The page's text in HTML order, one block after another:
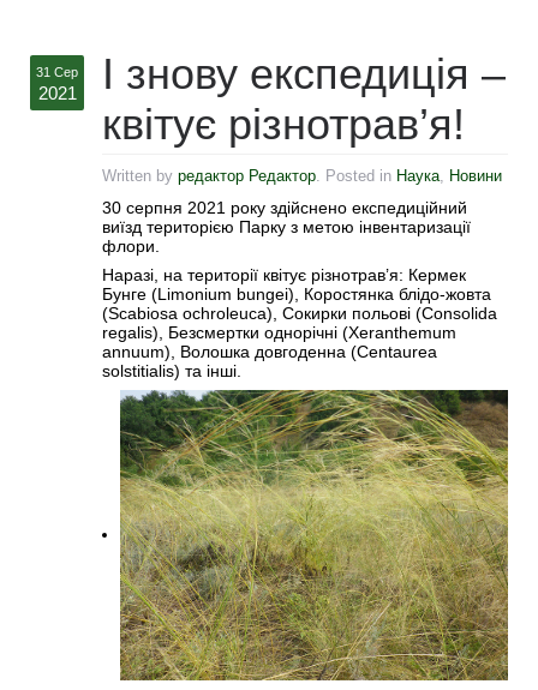
31 Сер
2021
І знову експедиція –
квітує різнотрав’я!
Written by редактор Редактор. Posted in Наука, Новини
30 серпня 2021 року здійснено експедиційний
виїзд територією Парку з метою інвентаризації
флори.
Наразі, на території квітує різнотрав’я: Кермек
Бунге (Limonium bungei), Коростянка блідо-жовта
(Scabiosa ochroleuca), Cокирки польові (Consolida
regalis), Безсмертки однорічні (Xeranthemum
annuum), Волошка довгоденна (Centaurea
solstitialis) та інші.